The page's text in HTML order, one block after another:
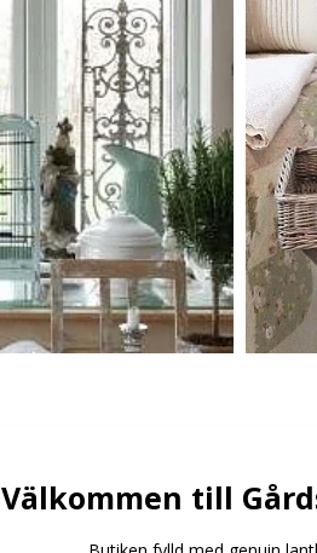
Välkommen till